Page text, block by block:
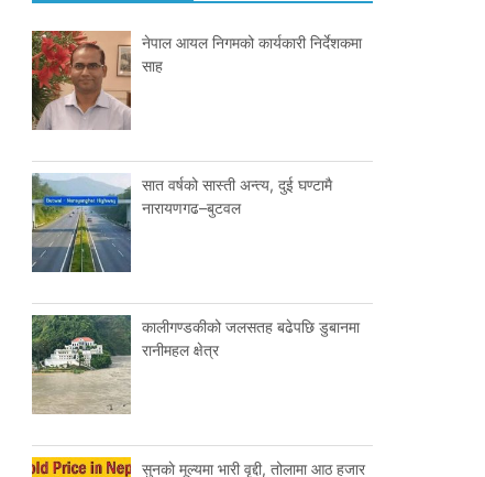
नेपाल आयल निगमको कार्यकारी निर्देशकमा
साह
सात वर्षको सास्ती अन्त्य, दुई घण्टामै
नारायणगढ–बुटवल
कालीगण्डकीको जलसतह बढेपछि डुबानमा
रानीमहल क्षेत्र
सुनकाे मूल्यमा भारी वृद्दी, तोलामा आठ हजार